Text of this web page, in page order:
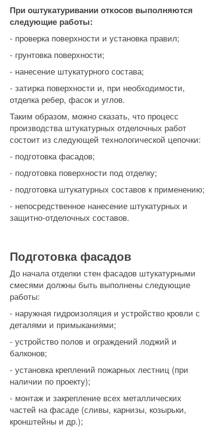
При оштукатуривании откосов выполняются
следующие работы:
- проверка поверхности и установка правил;
- грунтовка поверхности;
- нанесение штукатурного состава;
- затирка поверхности и, при необходимости,
отделка ребер, фасок и углов.
Таким образом, можно сказать, что процесс
производства штукатурных отделочных работ
состоит из следующей технологической цепочки:
- подготовка фасадов;
- подготовка поверхности под отделку;
- подготовка штукатурных составов к применению;
- непосредственное нанесение штукатурных и
защитно-отделочных составов.
Подготовка фасадов
До начала отделки стен фасадов штукатурными
смесями должны быть выполнены следующие
работы:
- наружная гидроизоляция и устройство кровли с
деталями и примыканиями;
- устройство полов и ограждений лоджий и
балконов;
- установка креплений пожарных лестниц (при
наличии по проекту);
- монтаж и закрепление всех металлических
частей на фасаде (сливы, карнизы, козырьки,
кронштейны и др.);